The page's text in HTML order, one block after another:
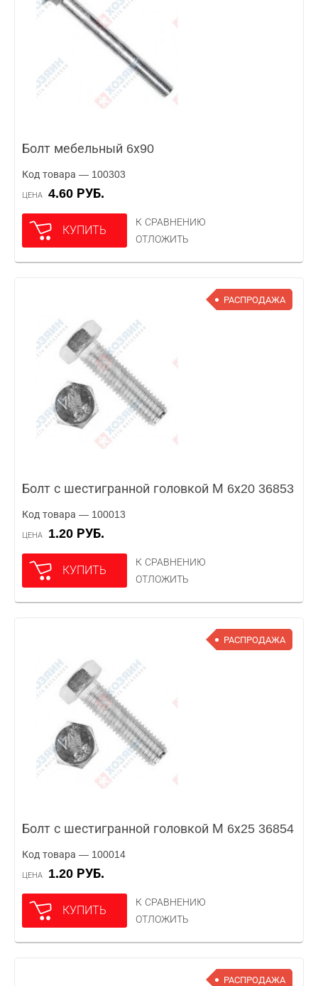
Болт мебельный 6х90
Код товара — 100303
ЦЕНА 4.60 РУБ.
КУПИТЬ
К СРАВНЕНИЮ
ОТЛОЖИТЬ
РАСПРОДАЖА
Болт с шестигранной головкой М 6х20 36853
Код товара — 100013
ЦЕНА 1.20 РУБ.
КУПИТЬ
К СРАВНЕНИЮ
ОТЛОЖИТЬ
РАСПРОДАЖА
Болт с шестигранной головкой М 6х25 36854
Код товара — 100014
ЦЕНА 1.20 РУБ.
КУПИТЬ
К СРАВНЕНИЮ
ОТЛОЖИТЬ
РАСПРОДАЖА